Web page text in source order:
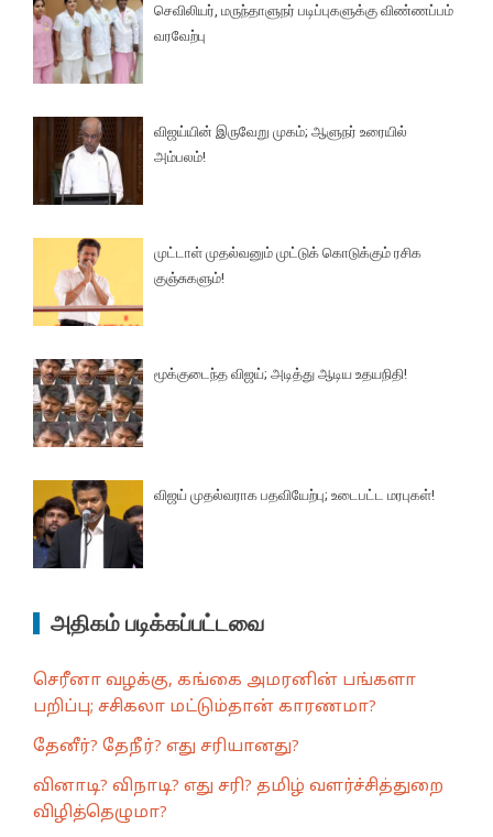
செவிலியர், மருந்தாளுநர் படிப்புகளுக்கு விண்ணப்பம்
வரவேற்பு
விஜய்யின் இருவேறு முகம்; ஆளுநர் உரையில்
அம்பலம்!
முட்டாள் முதல்வனும் முட்டுக் கொடுக்கும் ரசிக
குஞ்சுகளும்!
மூக்குடைந்த விஜய்; அடித்து ஆடிய உதயநிதி!
விஜய் முதல்வராக பதவியேற்பு; உடைபட்ட மரபுகள்!
அதிகம் படிக்கப்பட்டவை
செரீனா வழக்கு, கங்கை அமரனின் பங்களா
பறிப்பு; சசிகலா மட்டும்தான் காரணமா?
தேனீர்? தேநீர்? எது சரியானது?
வினாடி? விநாடி? எது சரி? தமிழ் வளர்ச்சித்துறை
விழித்தெழுமா?